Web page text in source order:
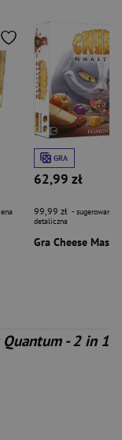
GRA
62,99 zł
99,99 zł - sugerowana
detaliczna
Gra Cheese Master
- 2 in 1